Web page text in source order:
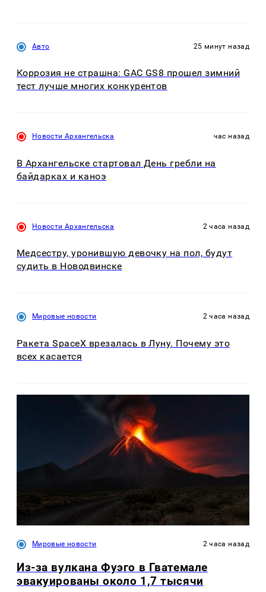
Авто 25 минут назад
Коррозия не страшна: GAC GS8 прошел зимний
тест лучше многих конкурентов
Новости Архангельска час назад
В Архангельске стартовал День гребли на
байдарках и каноэ
Новости Архангельска 2 часа назад
Медсестру, уронившую девочку на пол, будут
судить в Новодвинске
Мировые новости 2 часа назад
Ракета SpaceX врезалась в Луну. Почему это
всех касается
Мировые новости 2 часа назад
Из-за вулкана Фуэго в Гватемале
эвакуированы около 1,7 тысячи